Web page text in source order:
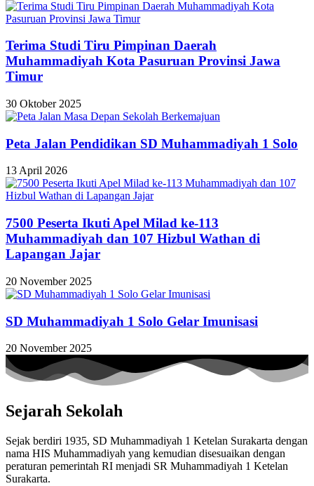
Terima Studi Tiru Pimpinan Daerah
Muhammadiyah Kota Pasuruan Provinsi Jawa
Timur
30 Oktober 2025
Peta Jalan Pendidikan SD Muhammadiyah 1 Solo
13 April 2026
7500 Peserta Ikuti Apel Milad ke-113
Muhammadiyah dan 107 Hizbul Wathan di
Lapangan Jajar
20 November 2025
SD Muhammadiyah 1 Solo Gelar Imunisasi
20 November 2025
Sejarah Sekolah
Sejak berdiri 1935, SD Muhammadiyah 1 Ketelan Surakarta dengan
nama HIS Muhammadiyah yang kemudian disesuaikan dengan
peraturan pemerintah RI menjadi SR Muhammadiyah 1 Ketelan
Surakarta.